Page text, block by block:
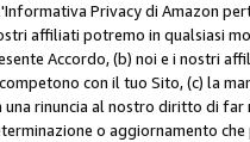
Privacy di Amazon
affiliati potremo in qualsiasi
Accordo, (b) noi e i nostri
con il tuo Sito, (c) la
rinuncia al nostro diritto di
o aggiornamento